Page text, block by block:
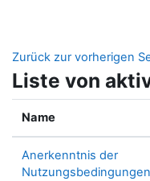
Zurück zur vorherigen
Liste von
Name
Anerkenntnis der
Nutzungsbedingungen